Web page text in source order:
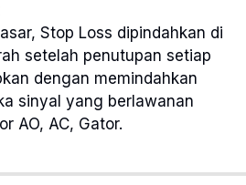
Stop Loss dipindahkan di
setelah penutupan setiap
dengan memindahkan
sinyal yang berlawanan
AO, AC, Gator.